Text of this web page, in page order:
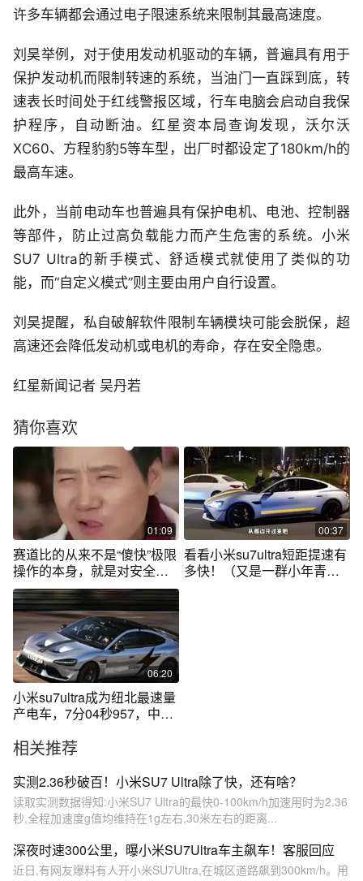
许多车辆都会通过电子限速系统来限制其最高速度。
刘昊举例，对于使用发动机驱动的车辆，普遍具有用于
保护发动机而限制转速的系统，当油门一直踩到底，转
速表长时间处于红线警报区域，行车电脑会启动自我保
护程序，自动断油。红星资本局查询发现，沃尔沃
XC60、方程豹豹5等车型，出厂时都设定了180km/h的
最高车速。
此外，当前电动车也普遍具有保护电机、电池、控制器
等部件，防止过高负载能力而产生危害的系统。小米
SU7 Ultra的新手模式、舒适模式就使用了类似的功
能，而“自定义模式”则主要由用户自行设置。
刘昊提醒，私自破解软件限制车辆模块可能会脱保，超
高速还会降低发动机或电机的寿命，存在安全隐患。
红星新闻记者 吴丹若
猜你喜欢
01:09
赛道比的从来不是“傻快”极限
操作的本身，就是对安全性
能最严苛的检验##小米
SU7Ultra#雷军 #量产车
#SU7Ultra量产车登顶纽北
00:37
看看小米su7ultra短距提速有
多快！（又是一群小年青
06:20
小米su7ultra成为纽北最速量
产电车，7分04秒957，中国
相关推荐
实测2.36秒破百！小米SU7 Ultra除了快，还有啥？
读取实测数据得知:小米SU7 Ultra的最快0-100km/h加速用时为2.36
秒,全程加速度g值均维持在1g左右,30米左右的距离...
深夜时速300公里，曝小米SU7Ultra车主飙车！客服回应
近日,有网友爆料有人开小米SU7Ultra,在城区道路飙到300km/h。用